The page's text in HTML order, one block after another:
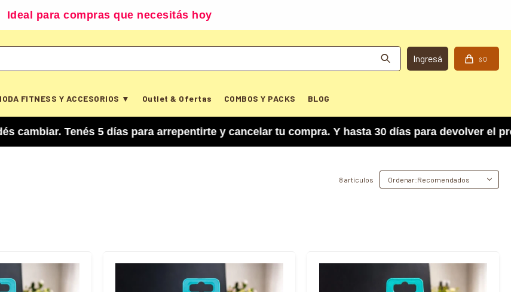
Ideal para compras que necesitás hoy
FITNESS Y ACCESORIOS ▼ Outlet & Ofertas COMBOS Y PACKS BLOG
$ 0
Tenés 5 días para arrepentirte y cancelar tu compra. Y hasta 30 días para devolver el
8 artículos Recomendados